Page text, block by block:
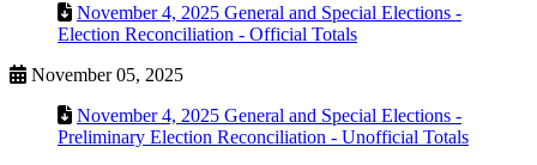
November 4, 2025 General and Special Elections -
Election Reconciliation - Official Totals
November 05, 2025
November 4, 2025 General and Special Elections -
Preliminary Election Reconciliation - Unofficial Totals